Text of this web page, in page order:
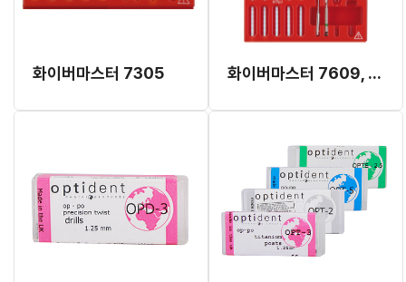
화이버마스터 7305 화이버마스터 7609, 7605